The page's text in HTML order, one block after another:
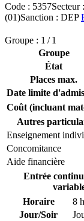
Code : 5357Secteur
(01)Sanction : DEP
Groupe : 1 / 1
Groupe
État
Places max.
Date limite
Coût (incluant
Autres
Enseignement
Concomitance
Aide financière
Entrée
Horaire
8
Jour/Soir